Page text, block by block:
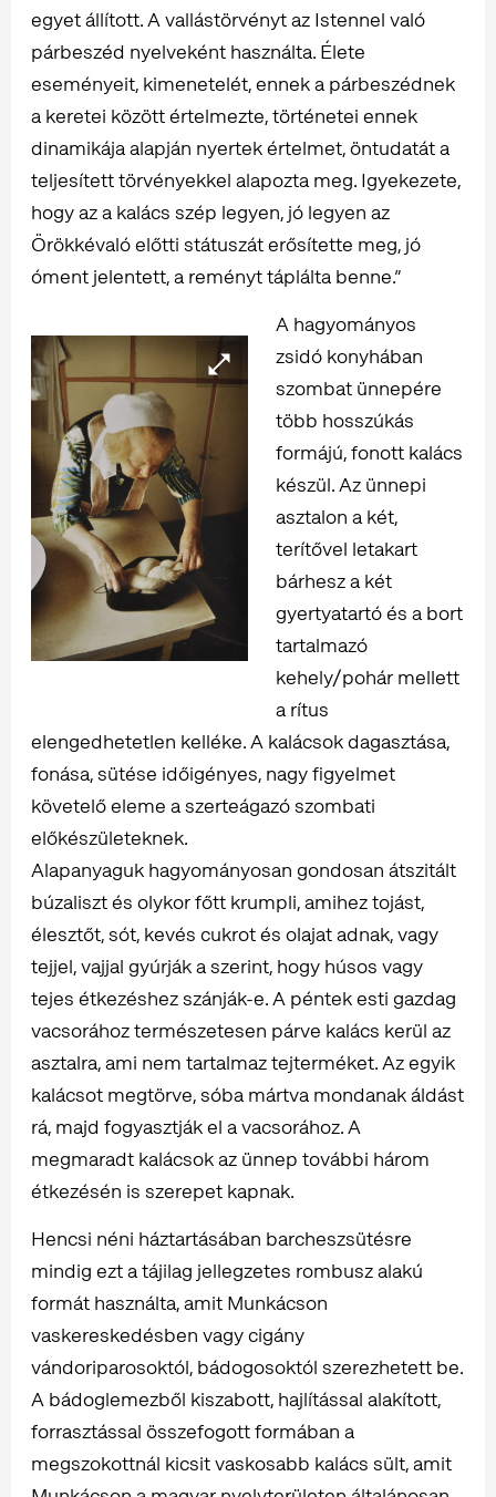
egyet állított. A vallástörvényt az Istennel való
párbeszéd nyelveként használta. Élete
eseményeit, kimenetelét, ennek a párbeszédnek
a keretei között értelmezte, történetei ennek
dinamikája alapján nyertek értelmet, öntudatát a
teljesített törvényekkel alapozta meg. Igyekezete,
hogy az a kalács szép legyen, jó legyen az
Örökkévaló előtti státuszát erősítette meg, jó
óment jelentett, a reményt táplálta benne.”
A hagyományos
zsidó konyhában
szombat ünnepére
több hosszúkás
formájú, fonott kalács
készül. Az ünnepi
asztalon a két,
terítővel letakart
bárhesz a két
gyertyatartó és a bort
tartalmazó
kehely/pohár mellett
a rítus
elengedhetetlen kelléke. A kalácsok dagasztása,
fonása, sütése időigényes, nagy figyelmet
követelő eleme a szerteágazó szombati
előkészületeknek.
Alapanyaguk hagyományosan gondosan átszitált
búzaliszt és olykor főtt krumpli, amihez tojást,
élesztőt, sót, kevés cukrot és olajat adnak, vagy
tejjel, vajjal gyúrják a szerint, hogy húsos vagy
tejes étkezéshez szánják-e. A péntek esti gazdag
vacsorához természetesen párve kalács kerül az
asztalra, ami nem tartalmaz tejterméket. Az egyik
kalácsot megtörve, sóba mártva mondanak áldást
rá, majd fogyasztják el a vacsorához. A
megmaradt kalácsok az ünnep további három
étkezésén is szerepet kapnak.
Hencsi néni háztartásában barcheszsütésre
mindig ezt a tájilag jellegzetes rombusz alakú
formát használta, amit Munkácson
vaskereskedésben vagy cigány
vándoriparosoktól, bádogosoktól szerezhetett be.
A bádoglemezből kiszabott, hajlítással alakított,
forrasztással összefogott formában a
megszokottnál kicsit vaskosabb kalács sült, amit